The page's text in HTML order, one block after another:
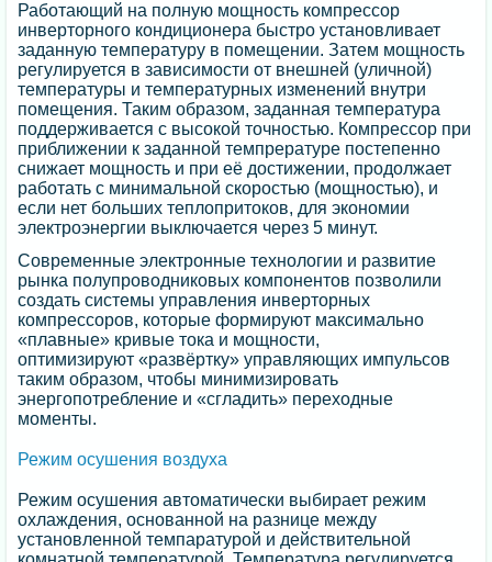
Работающий на полную мощность компрессор
инверторного кондиционера быстро установливает
заданную температуру в помещении. Затем мощность
регулируется в зависимости от внешней (уличной)
температуры и температурных изменений внутри
помещения. Таким образом, заданная температура
поддерживается с высокой точностью. Компрессор при
приближении к заданной темпрературе постепенно
снижает мощность и при её достижении, продолжает
работать с минимальной скоростью (мощностью), и
если нет больших теплопритоков, для экономии
электроэнергии выключается через 5 минут.
Современные электронные технологии и развитие
рынка полупроводниковых компонентов позволили
создать системы управления инверторных
компрессоров, которые формируют максимально
«плавные» кривые тока и мощности,
оптимизируют «развёртку» управляющих импульсов
таким образом, чтобы минимизировать
энергопотребление и «сгладить» переходные
моменты.
Режим осушения воздуха
Режим осушения автоматически выбирает режим
охлаждения, основанной на разнице между
установленной темпаратурой и действительной